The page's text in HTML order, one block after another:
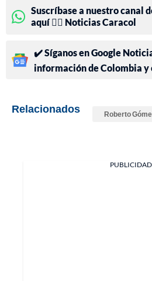
Suscríbase a nuestro canal
aquí 👉🏻 Noticias Caracol
✔️ Síganos en Google
información de Colombia y
Relacionados Roberto
PUBLICIDAD